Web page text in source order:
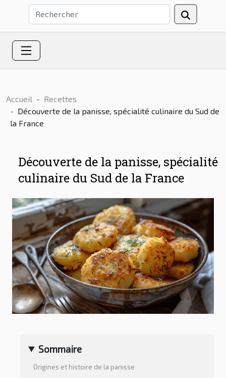
Accueil
Recettes
Découverte de la panisse, spécialité culinaire du Sud de
la France
Découverte de la panisse, spécialité
culinaire du Sud de la France
Sommaire
Origines et histoire de la panisse